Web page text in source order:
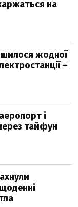
на
жодної
–
і
тайфун